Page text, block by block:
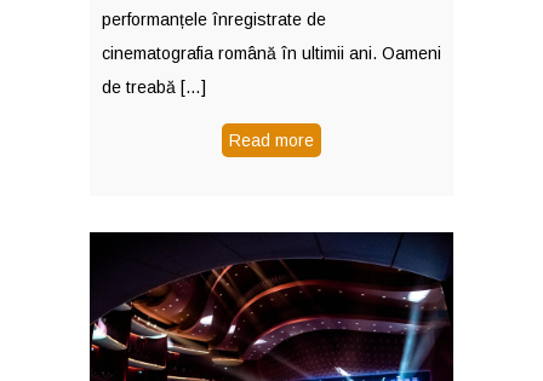
performanțele înregistrate de
cinematografia română în ultimii ani. Oameni
de treabă […]
Read more